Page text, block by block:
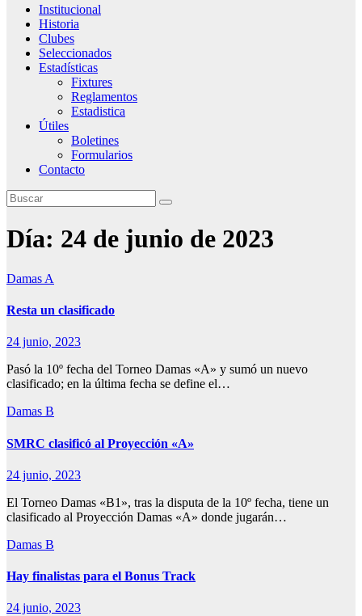
Institucional
Historia
Clubes
Seleccionados
Estadísticas
Fixtures
Reglamentos
Estadistica
Útiles
Boletines
Formularios
Contacto
Día: 24 de junio de 2023
Damas A
Resta un clasificado
24 junio, 2023
Pasó la 10º fecha del Torneo Damas «A» y sumó un nuevo
clasificado; en la última fecha se define el…
Damas B
SMRC clasificó al Proyección «A»
24 junio, 2023
El Torneo Damas «B1», tras la disputa de la 10º fecha, tiene un
clasificado al Proyección Damas «A» donde jugarán…
Damas B
Hay finalistas para el Bonus Track
24 junio, 2023